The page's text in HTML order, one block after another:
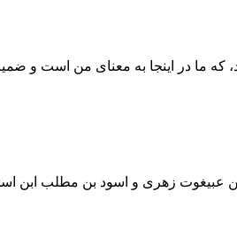
كه ما در اينجا به معناى من است و
عبيغوت زهرى و اسود بن مطلب ابن